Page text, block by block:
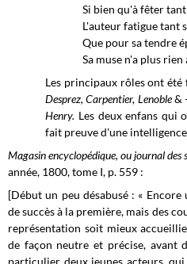
Si bien qu'à fêter
L'auteur fatigue tant
Que pour sa tendre
Sa muse n'a plus rien
Les principaux rôles ont
Desprez, Carpentier, Lenoble&
Henry. Les deux enfans qui
fait preuve d'une
Magasin encyclopédique, ou journal des
année, 1800, tome I, p. 559 :
[Début un peu désabusé : «
de succès à la première, mais des
représentation soit mieux
de façon neutre et précise, avant
particulier deux jeunes acteurs,